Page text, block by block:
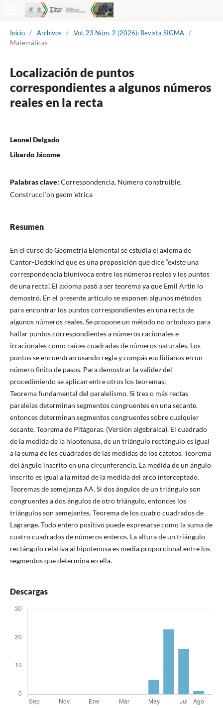
Inicio / Archivos / Vol. 23 Núm. 2 (2026): Revista SIGMA /
Matemáticas
Localización de puntos
correspondientes a algunos números
reales en la recta
Leonel Delgado
Libardo Jácome
Palabras clave: Correspondencia, Número construible,
Construcci´on geom´etrica
Resumen
En el curso de Geometría Elemental se estudia el axioma de
Cantor-Dedekind que es una proposición que dice “existe una
correspondencia biunívoca entre los números reales y los puntos
de una recta”. El axioma pasó a ser teorema ya que Emil Artin lo
demostró. En el presente artículo se exponen algunos métodos
para encontrar los puntos correspondientes en una recta de
algunos números reales. Se propone un método no ortodoxo para
hallar puntos correspondientes a números racionales e
irracionales como raíces cuadradas de números naturales. Los
puntos se encuentran usando regla y compás euclidianos en un
número finito de pasos. Para demostrar la validez del
procedimiento se aplican entre otros los teoremas:
Teorema fundamental del paralelismo. Si tres o más rectas
paralelas determinan segmentos congruentes en una secante,
entonces determinan segmentos congruentes sobre cualquier
secante. Teorema de Pitágoras. (Versión algebraica). El cuadrado
de la medida de la hipotenusa, de un triángulo rectángulo es igual
a la suma de los cuadrados de las medidas de los catetos. Teorema
del ángulo inscrito en una circunferencia. La medida de un ángulo
inscrito es igual a la mitad de la medida del arco interceptado.
Teoremas de semejanza AA. Si dos ángulos de un triángulo son
congruentes a dos ángulos de otro triángulo, entonces los
triángulos son semejantes. Teorema de los cuatro cuadrados de
Lagrange. Todo entero positivo puede expresarse como la suma de
cuatro cuadrados de números enteros. La altura de un triángulo
rectángulo relativa al hipotenusa es media proporcional entre los
segmentos que determina en ella.
Descargas